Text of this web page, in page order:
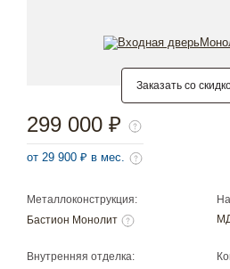
Заказать со
Металлоконструкция:
Бастион Монолит
Внутренняя отделка:
299 000 ₽
от 29 900 ₽ в мес.